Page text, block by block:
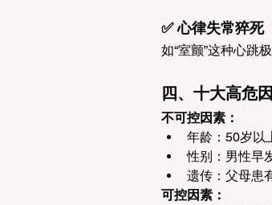
✅ 心律失常猝死
如“室颤”这种心跳
四、十大高危
不可控因素：
年龄：50岁以
性别：男性早
遗传：父母患
可控因素：